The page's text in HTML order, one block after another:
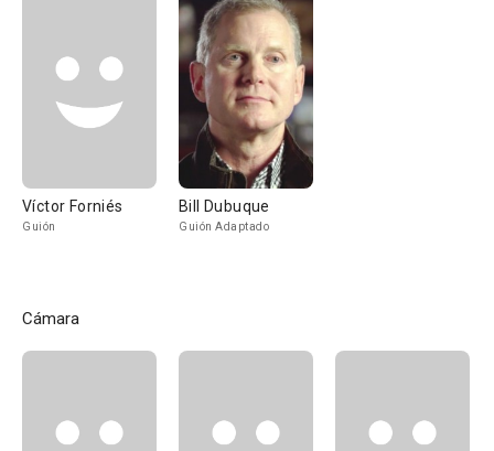
Víctor Forniés
Guión
Bill Dubuque
Guión Adaptado
Cámara